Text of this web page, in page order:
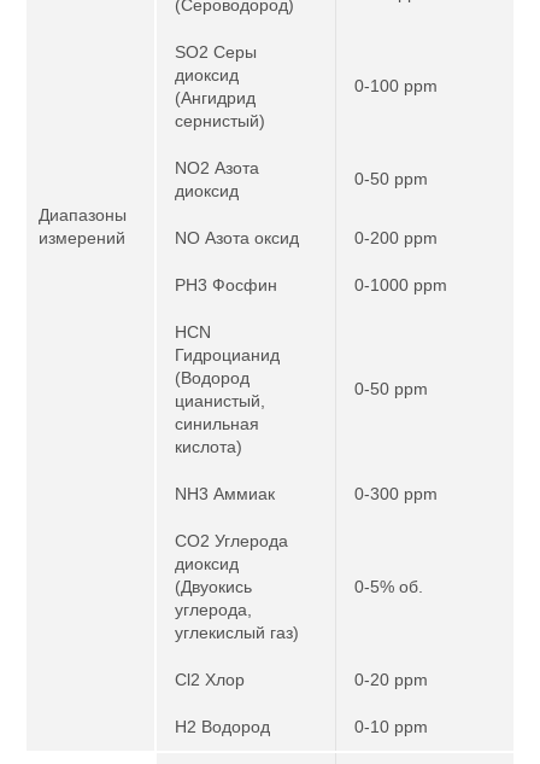
Диапазоны
измерений
(Сероводород)
SO2 Серы
диоксид
(Ангидрид
сернистый)
0-100 ppm
NO2 Азота
диоксид
0-50 ppm
NO Азота оксид 0-200 ppm
PH3 Фосфин 0-1000 ppm
HCN
Гидроцианид
(Водород
цианистый,
синильная
кислота)
0-50 ppm
NH3 Аммиак 0-300 ppm
CO2 Углерода
диоксид
(Двуокись
углерода,
углекислый газ)
0-5% об.
Cl2 Хлор 0-20 ppm
H2 Водород 0-10 ppm